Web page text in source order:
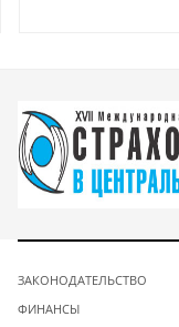
ЗАКОНОДАТЕЛЬСТВО
ФИНАНСЫ